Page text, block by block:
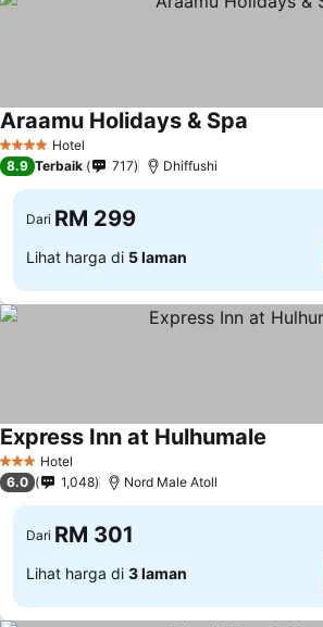
4 BintangHotel
Araamu Holidays & Spa
8.9 Terbaik 717 Dhiffushi
Dari RM 299
Lihat harga di 5 laman
3 BintangHotel
Express Inn at Hulhumale
6.0 1,048 Nord Male Atoll
Dari RM 301
Lihat harga di 3 laman